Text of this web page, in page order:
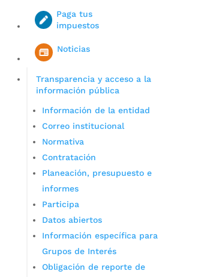
Iniciar sesión en gov co
Paga tus
impuestos
Noticias
Transparencia y acceso a la
información pública
Información de la entidad
Correo institucional
Normativa
Contratación
Planeación, presupuesto e
informes
Participa
Datos abiertos
Información específica para
Grupos de Interés
Obligación de reporte de